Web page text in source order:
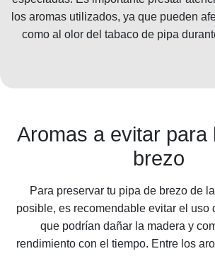
los aromas utilizados, ya que pueden
como al olor del tabaco de pipa
Aromas a evitar para
brezo
Para preservar tu pipa de brezo de
posible, es recomendable evitar el uso
que podrían dañar la madera y
rendimiento con el tiempo. Entre los